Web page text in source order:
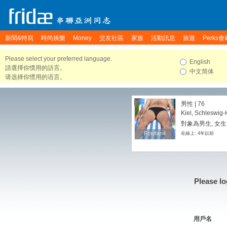
新聞&特寫 時尚娛樂 Money 交友社區 家族 活動訊息 旅遊 Perks會
Please select your preferred language.
請選擇你慣用的語言。
请选择你惯用的语言。
English
中文简体
Fotofan4
Fotofan4
男性 | 76
Kiel,
對象為男生, 女
在線上: 4年以前
Please
用戶名